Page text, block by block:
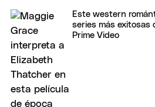
Este western
series más exitosas
Prime Video